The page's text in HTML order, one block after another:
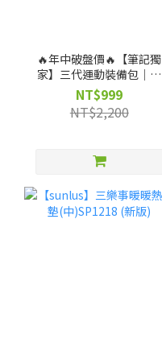
🔥年中破盤價🔥【筆記獨
家】三代運動裝備包｜運
動、生活、旅行，全場景
機能裝備包 ★ (贈)【筆記
獨家】客製不織布袋
NT$999
NT$2,200